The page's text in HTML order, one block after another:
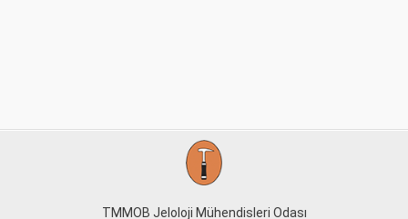
TMMOB Jeloloji Mühendisleri Odası